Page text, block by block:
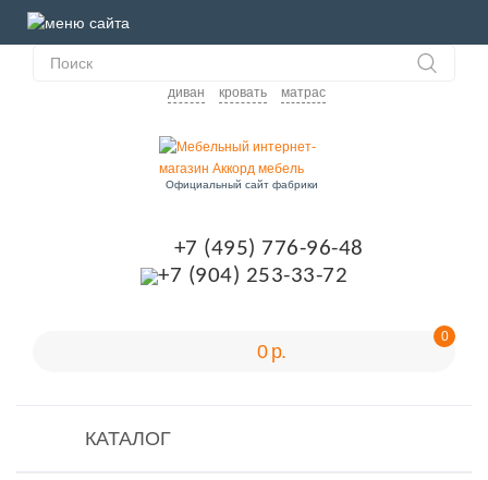
Официальный сайт фабрики
диван кровать матрас
+7 (495) 776-96-48
+7 (904) 253-33-72
0
0 р.
КАТАЛОГ